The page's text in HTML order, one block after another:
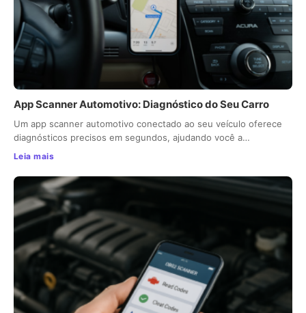
App Scanner Automotivo: Diagnóstico do Seu Carro
Um app scanner automotivo conectado ao seu veículo oferece
diagnósticos precisos em segundos, ajudando você a…
Leia mais